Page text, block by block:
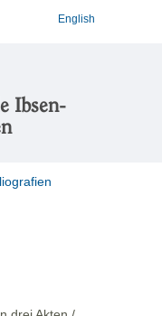
English
Ibsen-